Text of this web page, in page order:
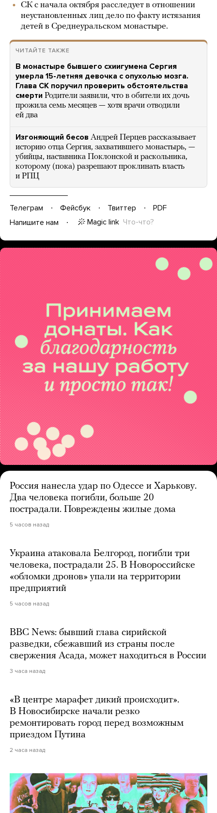
СК с начала октября расследует в отношении
неустановленных лиц дело по факту истязания
детей в Среднеуральском монастыре.
ЧИТАЙТЕ ТАКЖЕ
В монастыре бывшего схиигумена Сергия
умерла 15-летняя девочка с опухолью мозга.
Глава СК поручил проверить обстоятельства
смерти Родители заявили, что в обители их дочь
прожила семь месяцев — хотя врачи отводили
ей два
Изгоняющий бесов Андрей Перцев рассказывает
историю отца Сергия, захватившего монастырь, —
убийцы, наставника Поклонской и раскольника,
которому (пока) разрешают проклинать власть
и РПЦ
Телеграм Фейсбук Твиттер
PDF
Напишите нам
Magic link Что-что?
Россия нанесла удар по Одессе и Харькову.
Два человека погибли, больше 20
пострадали. Повреждены жилые дома
5 часов назад
Украина атаковала Белгород, погибли три
человека, пострадали 25. В Новороссийске
«обломки дронов» упали на территории
предприятий
5 часов назад
BBC News: бывший глава сирийской
разведки, сбежавший из страны после
свержения Асада, может находиться в России
3 часа назад
«В центре марафет дикий происходит».
В Новосибирске начали резко
ремонтировать город перед возможным
приездом Путина
2 часа назад